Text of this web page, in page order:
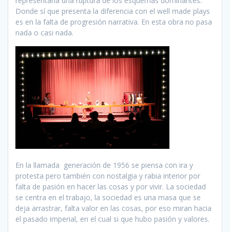
Donde sí que presenta la diferencia con el well made plays
es en la falta de progresión narrativa. En esta obra no pasa
nada o casi nada.
En la llamada generación de 1956 se piensa con ira y
protesta pero también con nostalgia y rabia interior por
falta de pasión en hacer las cosas y por vivir. La sociedad
se centra en el trabajo, la sociedad es una masa que se
deja arrastrar, falta valor en las cosas, por eso miran hacia
el pasado imperial, en el cual si que hubo pasión y valores.